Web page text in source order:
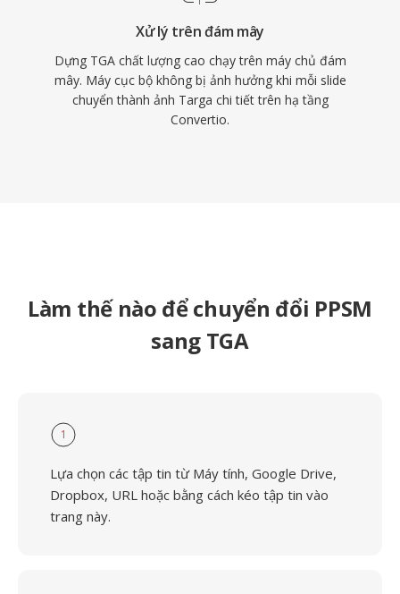
Xử lý trên đám mây
Dựng TGA chất lượng cao chạy trên máy chủ đám
mây. Máy cục bộ không bị ảnh hưởng khi mỗi slide
chuyển thành ảnh Targa chi tiết trên hạ tầng
Convertio.
Làm thế nào để chuyển đổi PPSM
sang TGA
1
Lựa chọn các tập tin từ Máy tính, Google Drive,
Dropbox, URL hoặc bằng cách kéo tập tin vào
trang này.